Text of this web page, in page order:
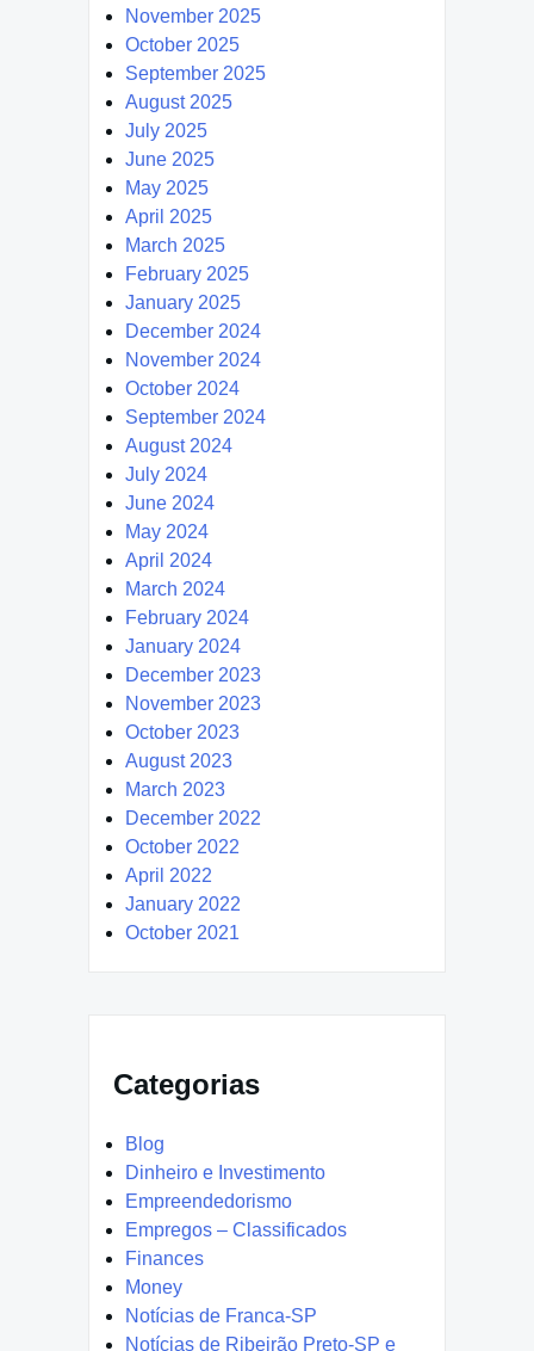
November 2025
October 2025
September 2025
August 2025
July 2025
June 2025
May 2025
April 2025
March 2025
February 2025
January 2025
December 2024
November 2024
October 2024
September 2024
August 2024
July 2024
June 2024
May 2024
April 2024
March 2024
February 2024
January 2024
December 2023
November 2023
October 2023
August 2023
March 2023
December 2022
October 2022
April 2022
January 2022
October 2021
Categorias
Blog
Dinheiro e Investimento
Empreendedorismo
Empregos – Classificados
Finances
Money
Notícias de Franca-SP
Notícias de Ribeirão Preto-SP e